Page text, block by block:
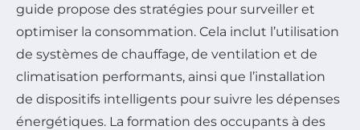
guide propose des stratégies pour surveiller et
optimiser la consommation. Cela inclut l’utilisation
de systèmes de chauffage, de ventilation et de
climatisation performants, ainsi que l’installation
de dispositifs intelligents pour suivre les dépenses
énergétiques. La formation des occupants à des